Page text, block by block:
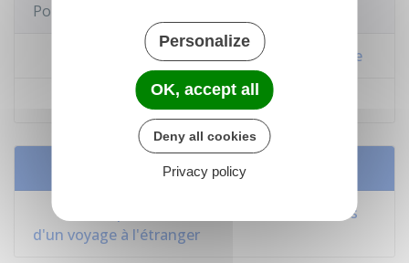
Pour en savoir plus
Conditions d'entrée et de séjour en Tunisie
Conseils aux voyageurs
Services en ligne et formulaires
Ariane : pour être alerté en cas de crise lors
d'un voyage à l'étranger
Personalize
OK, accept all
Deny all cookies
Privacy policy